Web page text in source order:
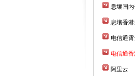
息壤国内
息壤香港
电信通霄
电信通
阿里云